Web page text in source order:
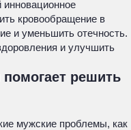
кровообращение в
и уменьшить отечность.
и улучшить
решить
мужские проблемы, как